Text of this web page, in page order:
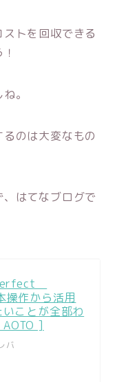
トを回収できる
。
るのは大変なもの
はてなブログで
操作から活用
ことが全部わ
]
バ